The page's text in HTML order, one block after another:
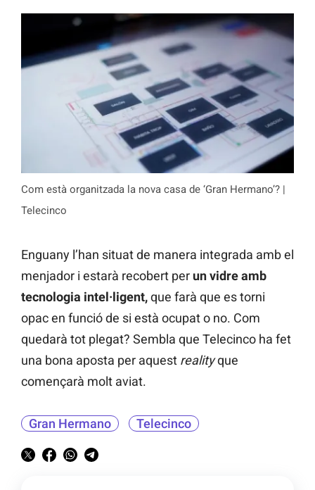
Com està organitzada la nova casa de ‘Gran Hermano’? |
Telecinco
Enguany l’han situat de manera integrada amb el
menjador i estarà recobert per un vidre amb
tecnologia intel·ligent,que farà que es torni
opac en funció de si està ocupat o no. Com
quedarà tot plegat? Sembla que Telecinco ha fet
una bona aposta per aquest realityque
començarà molt aviat.
Gran Hermano Telecinco